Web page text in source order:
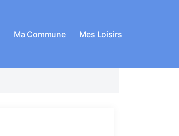
Ma Commune Mes Loisirs